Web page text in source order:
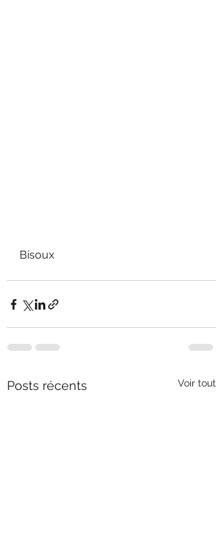
Bisoux
Posts récents Voir tout